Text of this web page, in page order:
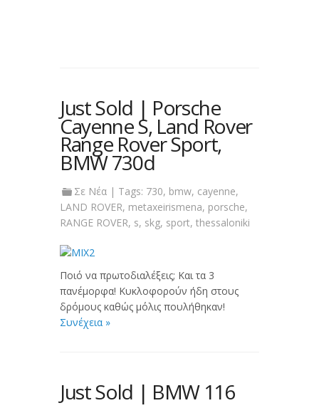
Just Sold | Porsche
Cayenne S, Land Rover
Range Rover Sport,
BMW 730d
Σε Νέα| Tags: 730, bmw, cayenne,
LAND ROVER, metaxeirismena, porsche,
RANGE ROVER, s, skg, sport, thessaloniki
Ποιό να πρωτοδιαλέξεις; Και τα 3
πανέμορφα! Κυκλοφορούν ήδη στους
δρόμους καθώς μόλις πουλήθηκαν!
Συνέχεια »
Just Sold | BMW 116